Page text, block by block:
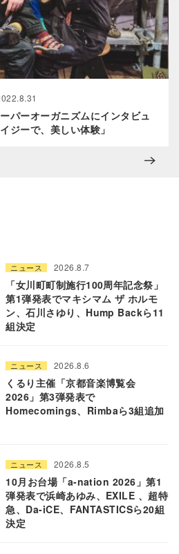
パーオーガニズムにインタビュ
ジーで、美しい体験」
ニュース 2026.8.7
「女川町町制施行100周年記念祭」
第1弾発表でマキシマム ザ ホルモ
ン、石川さゆり、Hump Backら11
組決定
ニュース 2026.8.6
くるり主催「京都音楽博覧会
2026」第3弾発表で
Homecomings、Rimbaら3組追加
ニュース 2026.8.5
10月お台場「a-nation 2026」第1
弾発表で浜崎あゆみ、EXILE 、超特
急、Da-iCE、FANTASTICSら20組
決定